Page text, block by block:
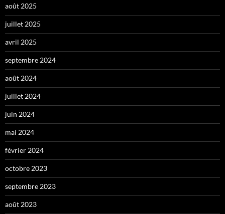
août 2025
juillet 2025
avril 2025
septembre 2024
août 2024
juillet 2024
juin 2024
mai 2024
février 2024
octobre 2023
septembre 2023
août 2023